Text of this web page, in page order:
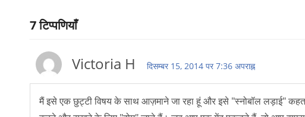
7टिप्पणियाँ
Victoria H दिसम्बर 15, 2014 पर 7:36 अपराह्न
मैं इसे एक छुट्टी विषय के साथ आज़माने जा रहा हूं और इसे "स्नोबॉल लड़ाई"